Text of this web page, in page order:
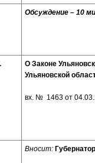
Обсуждение – 10
О Законе
Ульяновской
вх. № 1463 от
Вносит: